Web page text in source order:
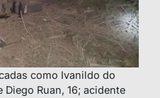
como Ivanildo do
Diego Ruan, 16; acidente